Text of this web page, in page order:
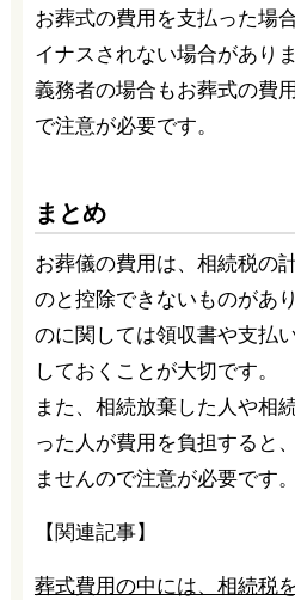
お葬式の費用を支払った場
イナスされない場合があり
義務者の場合もお葬式の費
で注意が必要です。
まとめ
お葬儀の費用は、相続税の
のと控除できないものがあ
のに関しては領収書や支払
しておくことが大切です。
また、相続放棄した人や相
った人が費用を負担すると
ませんので注意が必要です。
【関連記事】
葬式費用の中には、相続税